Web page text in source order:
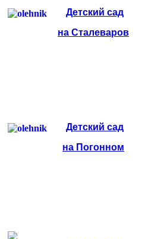
Детский сад
на Сталеваров
Детский сад
на Погонном